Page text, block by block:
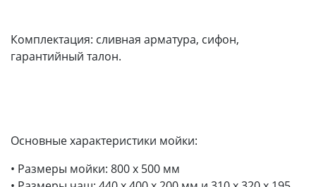
Комплектация: сливная арматура, сифон,
гарантийный талон.
Основные характеристики мойки:
• Размеры мойки: 800 x 500 мм